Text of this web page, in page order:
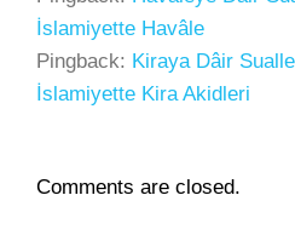
İslamiyette Havâle
Pingback: Kiraya Dâir
İslamiyette Kira Akidleri
Comments are closed.